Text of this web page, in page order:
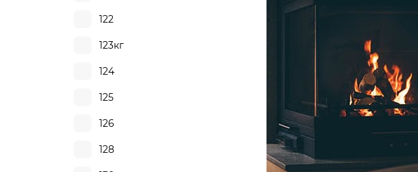
122
123кг
124
125
126
128